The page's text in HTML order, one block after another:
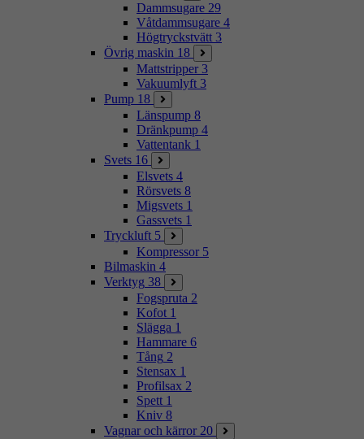
Dammsugare 29
Våtdammsugare 4
Högtryckstvätt 3
Övrig maskin 18
Mattstripper 3
Vakuumlyft 3
Pump 18
Länspump 8
Dränkpump 4
Vattentank 1
Svets 16
Elsvets 4
Rörsvets 8
Migsvets 1
Gassvets 1
Tryckluft 5
Kompressor 5
Bilmaskin 4
Verktyg 38
Fogspruta 2
Kofot 1
Slägga 1
Hammare 6
Tång 2
Stensax 1
Profilsax 2
Spett 1
Kniv 8
Vagnar och kärror 20